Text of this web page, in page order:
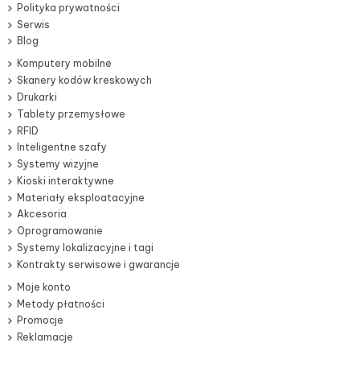
Polityka prywatności
Serwis
Blog
Komputery mobilne
Skanery kodów kreskowych
Drukarki
Tablety przemysłowe
RFID
Inteligentne szafy
Systemy wizyjne
Kioski interaktywne
Materiały eksploatacyjne
Akcesoria
Oprogramowanie
Systemy lokalizacyjne i tagi
Kontrakty serwisowe i gwarancje
Moje konto
Metody płatności
Promocje
Reklamacje